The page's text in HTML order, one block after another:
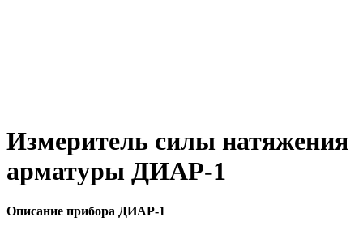
Измеритель силы натяжения
арматуры ДИАР-1
Описание прибора ДИАР-1